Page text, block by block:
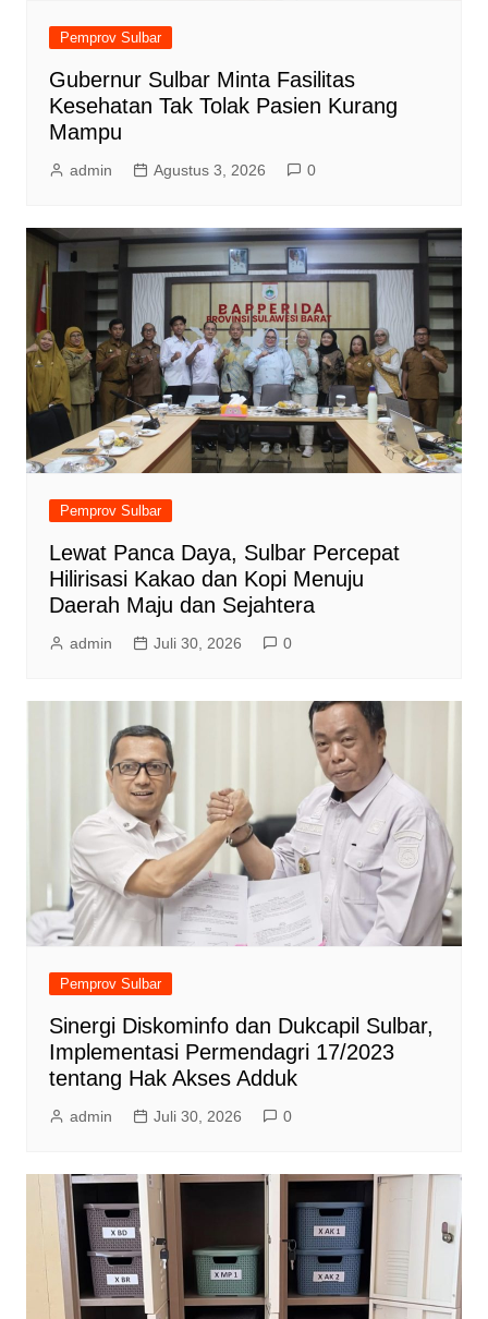
Pemprov Sulbar
Gubernur Sulbar Minta Fasilitas
Kesehatan Tak Tolak Pasien Kurang
Mampu
admin Agustus 3, 2026 0
Pemprov Sulbar
Lewat Panca Daya, Sulbar Percepat
Hilirisasi Kakao dan Kopi Menuju
Daerah Maju dan Sejahtera
admin Juli 30, 2026 0
Pemprov Sulbar
Sinergi Diskominfo dan Dukcapil Sulbar,
Implementasi Permendagri 17/2023
tentang Hak Akses Adduk
admin Juli 30, 2026 0